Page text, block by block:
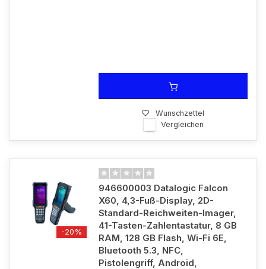
Wunschzettel
Vergleichen
-20%
946600003 Datalogic Falcon
X60, 4,3-Fuß-Display, 2D-
Standard-Reichweiten-Imager,
41-Tasten-Zahlentastatur, 8 GB
RAM, 128 GB Flash, Wi-Fi 6E,
Bluetooth 5.3, NFC,
Pistolengriff, Android,